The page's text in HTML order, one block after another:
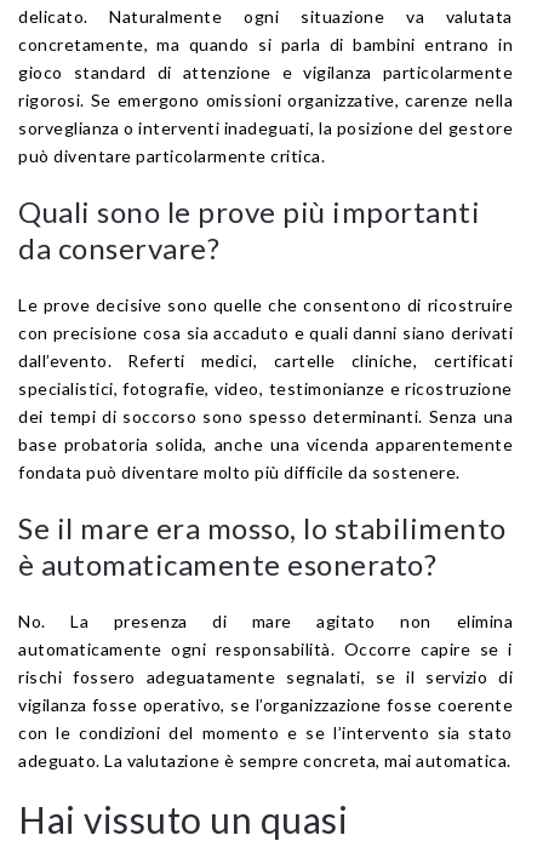
delicato. Naturalmente ogni situazione va valutata
concretamente, ma quando si parla di bambini entrano in
gioco standard di attenzione e vigilanza particolarmente
rigorosi. Se emergono omissioni organizzative, carenze nella
sorveglianza o interventi inadeguati, la posizione del gestore
può diventare particolarmente critica.
Quali sono le prove più importanti
da conservare?
Le prove decisive sono quelle che consentono di ricostruire
con precisione cosa sia accaduto e quali danni siano derivati
dall’evento. Referti medici, cartelle cliniche, certificati
specialistici, fotografie, video, testimonianze e ricostruzione
dei tempi di soccorso sono spesso determinanti. Senza una
base probatoria solida, anche una vicenda apparentemente
fondata può diventare molto più difficile da sostenere.
Se il mare era mosso, lo stabilimento
è automaticamente esonerato?
No. La presenza di mare agitato non elimina
automaticamente ogni responsabilità. Occorre capire se i
rischi fossero adeguatamente segnalati, se il servizio di
vigilanza fosse operativo, se l’organizzazione fosse coerente
con le condizioni del momento e se l’intervento sia stato
adeguato. La valutazione è sempre concreta, mai automatica.
Hai vissuto un quasi